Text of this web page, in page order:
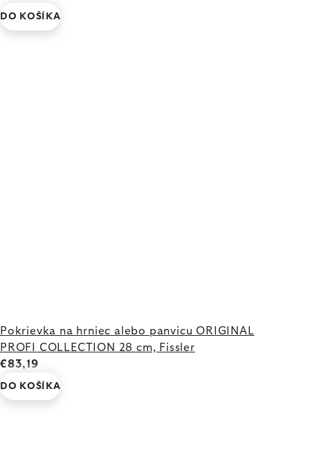
DO KOŠÍKA
Pokrievka na hrniec alebo panvicu ORIGINAL
PROFI COLLECTION 28 cm, Fissler
€83,19
DO KOŠÍKA